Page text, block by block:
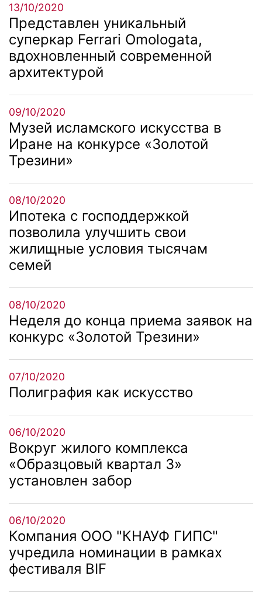
13/10/2020
Представлен уникальный
суперкар Ferrari Omologata,
вдохновленный современной
архитектурой
09/10/2020
Музей исламского искусства в
Иране на конкурсе «Золотой
Трезини»
08/10/2020
Ипотека с господдержкой
позволила улучшить свои
жилищные условия тысячам
семей
08/10/2020
Неделя до конца приема заявок на
конкурс «Золотой Трезини»
07/10/2020
Полиграфия как искусство
06/10/2020
Вокруг жилого комплекса
«Образцовый квартал 3»
установлен забор
06/10/2020
Компания ООО "КНАУФ ГИПС"
учредила номинации в рамках
фестиваля BIF